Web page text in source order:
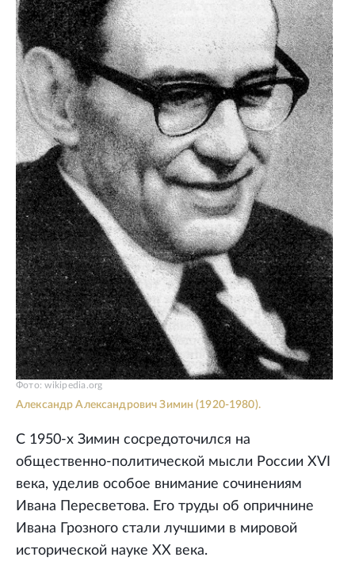
Александр Александрович Зимин (1920-1980).
Фото: wikipedia.org
С 1950-х Зимин сосредоточился на
общественно-политической мысли России XVI
века, уделив особое внимание сочинениям
Ивана Пересветова. Его труды об опричнине
Ивана Грозного стали лучшими в мировой
исторической науке XX века.